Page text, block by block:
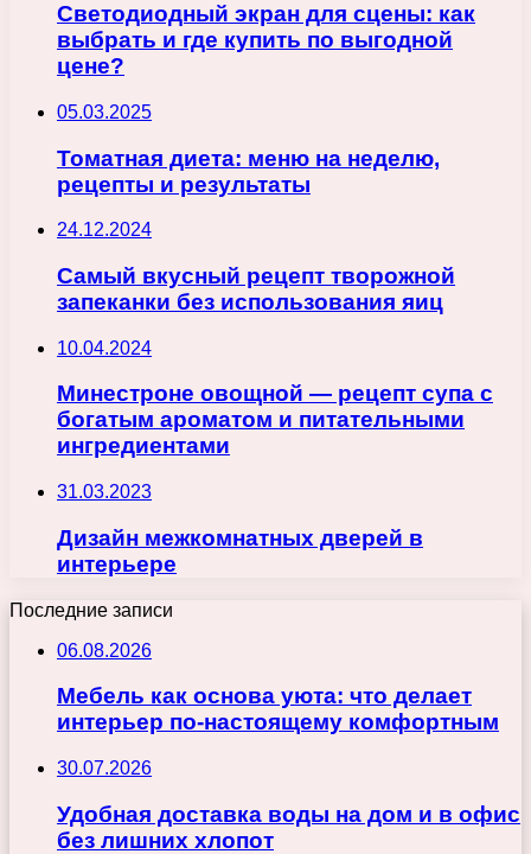
Светодиодный экран для сцены: как
выбрать и где купить по выгодной
цене?
05.03.2025
Томатная диета: меню на неделю,
рецепты и результаты
24.12.2024
Самый вкусный рецепт творожной
запеканки без использования яиц
10.04.2024
Минестроне овощной — рецепт супа с
богатым ароматом и питательными
ингредиентами
31.03.2023
Дизайн межкомнатных дверей в
интерьере
Последние записи
06.08.2026
Мебель как основа уюта: что делает
интерьер по-настоящему комфортным
30.07.2026
Удобная доставка воды на дом и в офис
без лишних хлопот